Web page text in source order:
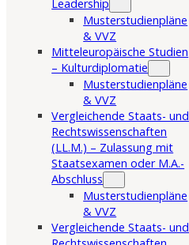
Leadership
Musterstudienpläne
& VVZ
Mitteleuropäische Studien
– Kulturdiplomatie
Musterstudienpläne
& VVZ
Vergleichende Staats- und
Rechtswissenschaften
(LL.M.) – Zulassung mit
Staatsexamen oder M.A.-
Abschluss
Musterstudienpläne
& VVZ
Vergleichende Staats- und